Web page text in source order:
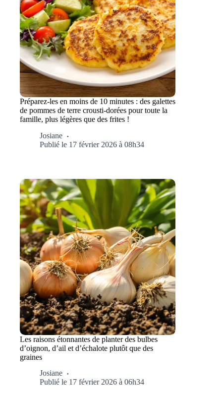
Préparez-les en moins de 10 minutes : des galettes
de pommes de terre crousti-dorées pour toute la
famille, plus légères que des frites !
Josiane
Publié le 17 février 2026 à 08h34
Les raisons étonnantes de planter des bulbes
d’oignon, d’ail et d’échalote plutôt que des
graines
Josiane
Publié le 17 février 2026 à 06h34